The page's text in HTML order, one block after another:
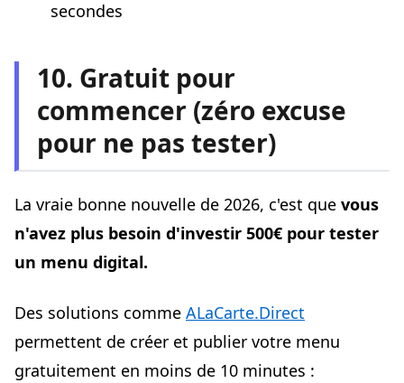
secondes
10. Gratuit pour
commencer (zéro excuse
pour ne pas tester)
La vraie bonne nouvelle de 2026, c'est que vous
n'avez plus besoin d'investir 500€ pour tester
un menu digital.
Des solutions comme ALaCarte.Direct
permettent de créer et publier votre menu
gratuitement en moins de 10 minutes :